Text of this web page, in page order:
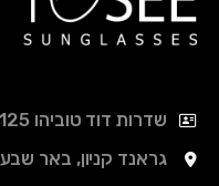
שדרות דוד טוביהו 125
גראנד קניון, באר שבע